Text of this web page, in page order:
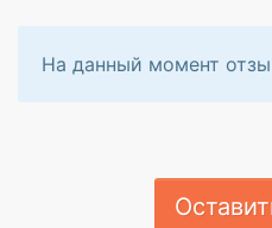
На данный момент